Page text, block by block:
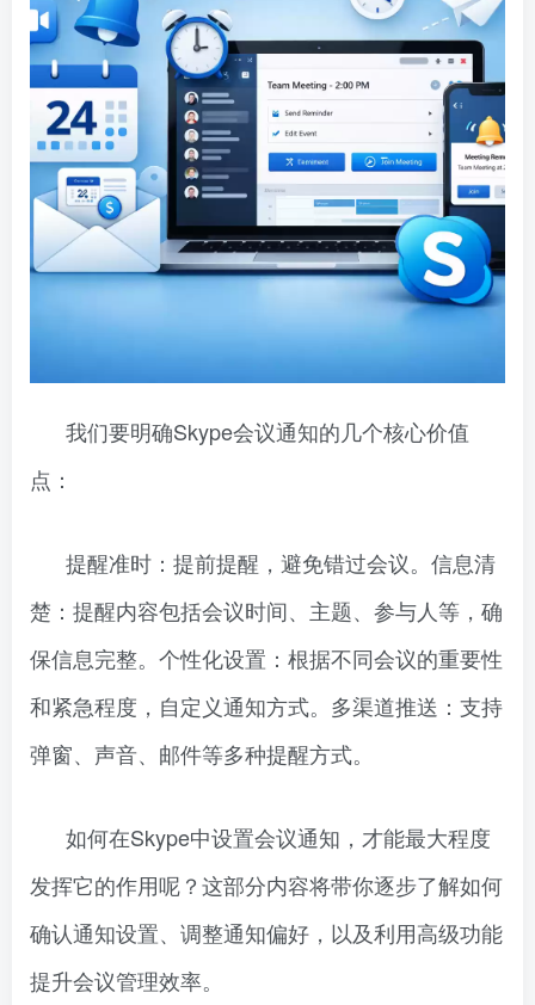
我们要明确Skype会议通知的几个核心价值
点：
提醒准时：提前提醒，避免错过会议。信息清
楚：提醒内容包括会议时间、主题、参与人等，确
保信息完整。个性化设置：根据不同会议的重要性
和紧急程度，自定义通知方式。多渠道推送：支持
弹窗、声音、邮件等多种提醒方式。
如何在Skype中设置会议通知，才能最大程度
发挥它的作用呢？这部分内容将带你逐步了解如何
确认通知设置、调整通知偏好，以及利用高级功能
提升会议管理效率。